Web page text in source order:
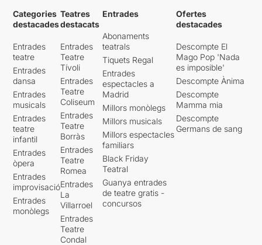
Categories
destacades
Entrades
teatre
Entrades
dansa
Entrades
musicals
Entrades
teatre
infantil
Entrades
òpera
Entrades
improvisació
Entrades
monòlegs
Teatres
destacats
Entrades
Teatre
Tívoli
Entrades
Teatre
Coliseum
Entrades
Teatre
Borràs
Entrades
Teatre
Romea
Entrades
La
Villarroel
Entrades
Teatre
Condal
Entrades
Abonaments
teatrals
Tiquets Regal
Entrades
espectacles a
Madrid
Millors monòlegs
Millors musicals
Millors espectacles
familiars
Black Friday
Teatral
Guanya entrades
de teatre gratis -
concursos
Ofertes
destacades
Descompte El
Mago Pop 'Nada
es imposible'
Descompte Ànima
Descompte
Mamma mia
Descompte
Germans de sang